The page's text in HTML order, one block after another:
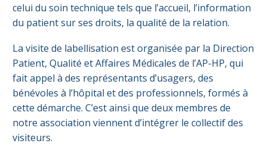
celui du soin technique tels que l’accueil, l’information
du patient sur ses droits, la qualité de la relation.
La visite de labellisation est organisée par la Direction
Patient, Qualité et Affaires Médicales de l’AP-HP, qui
fait appel à des représentants d’usagers, des
bénévoles à l’hôpital et des professionnels, formés à
cette démarche. C’est ainsi que deux membres de
notre association viennent d’intégrer le collectif des
visiteurs.